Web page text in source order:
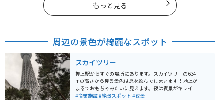
もっと見る
周辺の景色が綺麗なスポット
スカイツリー
押上駅からすぐの場所にあります。スカイツリーの634
mの高さから見る景色は息を飲んでしまいます！地上が
まるでおもちゃみたいに見えます。夜は夜景がキレイに
見えますよ。また、スカイツリーの近くにはソラマチが
#商業施設#絶景スポット #夜景